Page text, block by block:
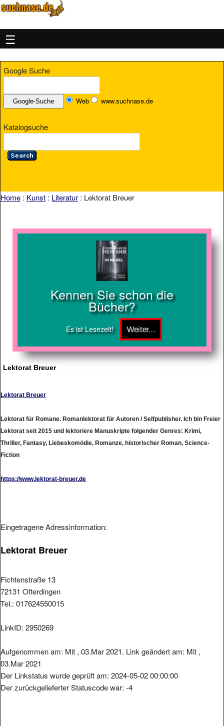
MENU
Google Suche
Web www.suchnase.de
Katalogsuche
Home : Kunst : Literatur : Lektorat Breuer
Kennen Sie schon die
Bücher?
Es ist Lesezeit!
Lektorat Breuer
Lektorat Breuer
Lektorat für Romane. Romanlektorat für Autoren / Selfpublisher. Ich bin Freier
Lektorat seit 2015 und lektoriere Manuskripte folgender Genres: Krimi,
Thriller, Fantasy, Liebeskomödie, Romanze, historischer Roman, Science-
Fiction
https://www.lektorat-breuer.de
Eingetragene Adressinformation:
Lektorat Breuer
Fichtenstraße 13
72131 Ofterdingen
Tel.: 017624550015
LinkID: 2950269
Aufgenommen am: Mit , 03.Mar 2021. Link geändert am: Mit ,
03.Mar 2021
Der Linkstatus wurde geprüft am: 2024-05-02 00:00:00
Der zurückgelieferter Statuscode war: -4